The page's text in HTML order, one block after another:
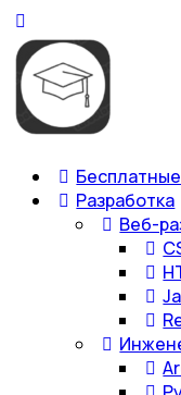
Разработка
Веб-